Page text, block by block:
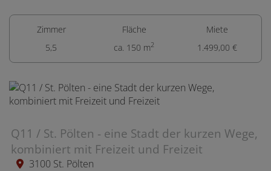
Zimmer
5,5
Fläche
ca. 150 m2
Miete
1.499,00 €
Q11 / St. Pölten - eine Stadt der kurzen Wege,
kombiniert mit Freizeit und Freizeit
3100 St. Pölten